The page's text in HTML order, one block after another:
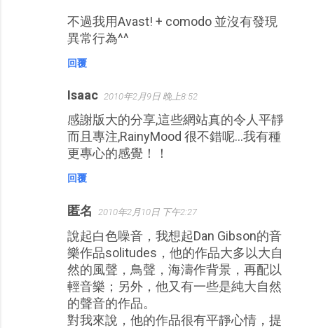
不過我用Avast! + comodo 並沒有發現
異常行為^^
回覆
Isaac 2010年2月9日 晚上8:52
感謝版大的分享,這些網站真的令人平靜
而且專注,RainyMood 很不錯呢...我有種
更專心的感覺！！
回覆
匿名 2010年2月10日 下午2:27
說起白色噪音，我想起Dan Gibson的音
樂作品solitudes，他的作品大多以大自
然的風聲，鳥聲，海濤作背景，再配以
輕音樂；另外，他又有一些是純大自然
的聲音的作品。
對我來說，他的作品很有平靜心情，提